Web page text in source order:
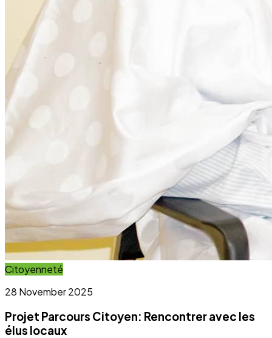
Citoyenneté
28 November 2025
Projet Parcours Citoyen: Rencontrer avec les
élus locaux